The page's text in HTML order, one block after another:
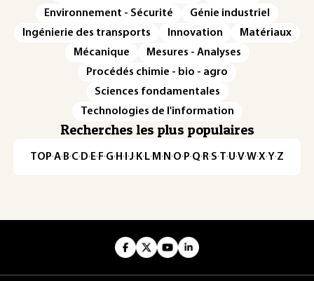
Environnement - Sécurité
Génie industriel
Ingénierie des transports
Innovation
Matériaux
Mécanique
Mesures - Analyses
Procédés chimie - bio - agro
Sciences fondamentales
Technologies de l'information
Recherches les plus populaires
TOP·A·B·C· D· E· F·G· H · ·J· K· L· M · N ·O· P·Q· R·S·T·U·V·W·X·Y·Z